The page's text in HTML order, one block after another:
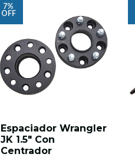
7%
OFF
Espaciador Wrangler
JK 1.5" Con
Centrador